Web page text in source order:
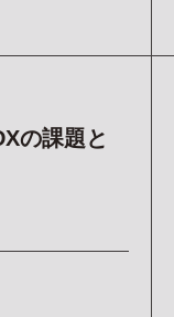
の課題と